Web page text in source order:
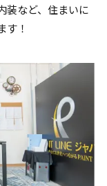
装など、住まいに
す！